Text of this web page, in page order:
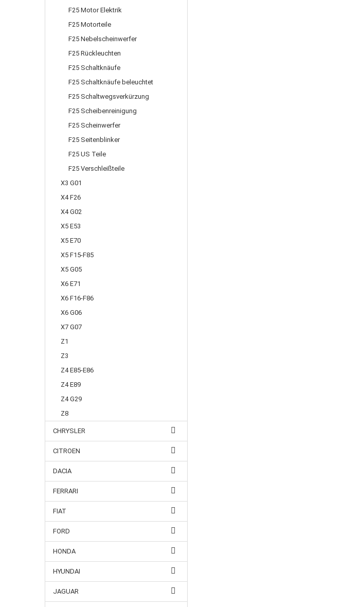
F25 Motor Elektrik
F25 Motorteile
F25 Nebelscheinwerfer
F25 Rückleuchten
F25 Schaltknäufe
F25 Schaltknäufe beleuchtet
F25 Schaltwegsverkürzung
F25 Scheibenreinigung
F25 Scheinwerfer
F25 Seitenblinker
F25 US Teile
F25 Verschleißteile
X3 G01
X4 F26
X4 G02
X5 E53
X5 E70
X5 F15-F85
X5 G05
X6 E71
X6 F16-F86
X6 G06
X7 G07
Z1
Z3
Z4 E85-E86
Z4 E89
Z4 G29
Z8
CHRYSLER
CITROEN
DACIA
FERRARI
FIAT
FORD
HONDA
HYUNDAI
JAGUAR